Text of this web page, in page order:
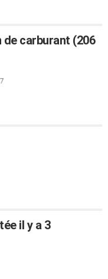
carburant (206
il y a 3